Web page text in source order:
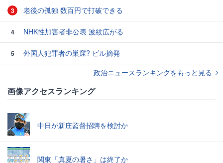
3 老後の孤独 数百円で打破できる
4 NHK性加害者非公表 波紋広がる
5
外国人犯罪者の巣窟? ビル摘発
政治ニュースランキングをもっと見る
画像アクセスランキング
中日が新庄監督招聘を検討か
関東「真夏の暑さ」は終了か